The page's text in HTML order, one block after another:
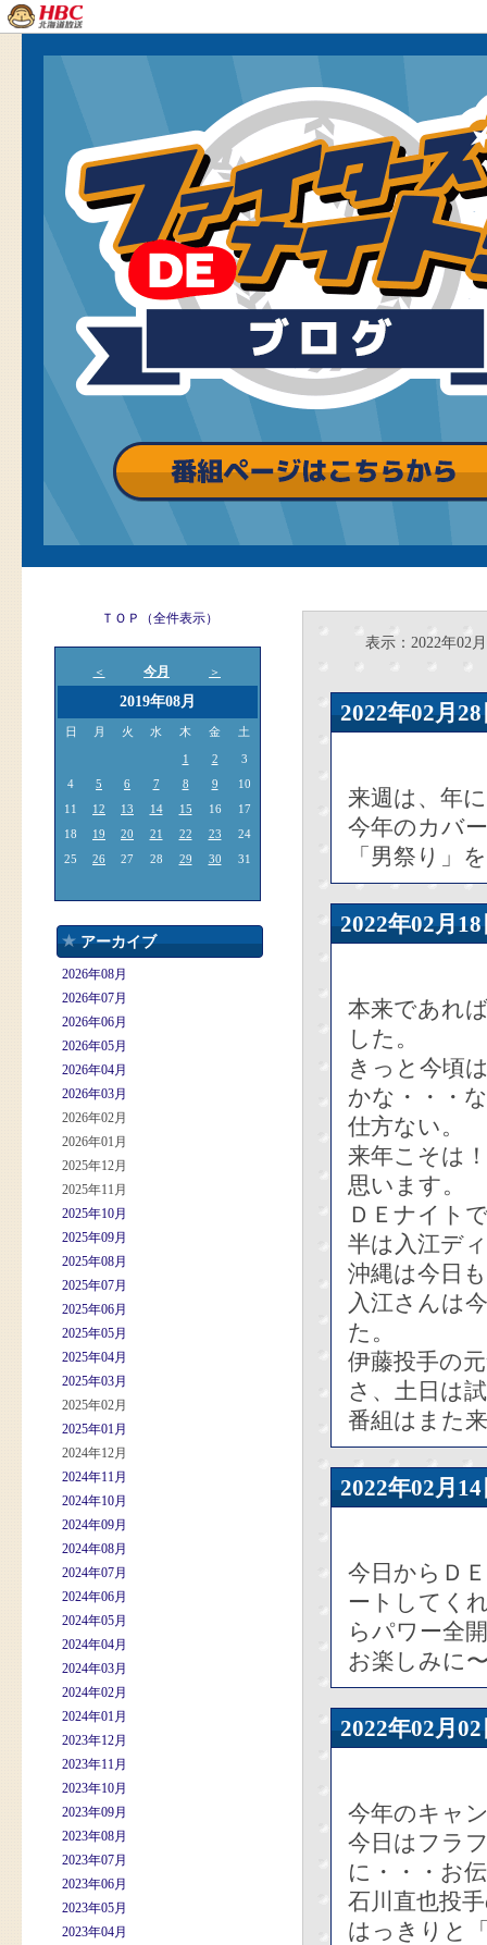
ＴＯＰ（全件表示）
＜ 今月 ＞
2019年08月
日 月 火 水 木 金 土
1 2
3
4
5 6 7 8 9
10
11
12 13 14 15 16
17
18
19 20 21 22 23
24
25
26 27 28 29 30 31
アーカイブ
2026年08月
2026年07月
2026年06月
2026年05月
2026年04月
2026年03月
2026年02月
2026年01月
2025年12月
2025年11月
2025年10月
2025年09月
2025年08月
2025年07月
2025年06月
2025年05月
2025年04月
2025年03月
2025年02月
2025年01月
2024年12月
2024年11月
2024年10月
2024年09月
2024年08月
2024年07月
2024年06月
2024年05月
2024年04月
2024年03月
2024年02月
2024年01月
2023年12月
2023年11月
2023年10月
2023年09月
2023年08月
2023年07月
2023年06月
2023年05月
2023年04月
表示：2022年02月
2022年02
来週は、年
今年のカバ
「男祭り」
2022年02
本来であれ
した。
きっと今頃
かな・・・
仕方ない。
来年こそは
思います。
ＤＥナイト
半は入江デ
沖縄は今日
入江さんは
た。
伊藤投手の
さ、土日は
番組はまた
2022年02
今日からＤ
ートしてく
らパワー全
お楽しみに
2022年02
今年のキャ
今日はフラ
に・・・お
石川直也投
はっきりと